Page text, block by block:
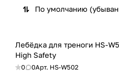
По умолчанию
Лебёдка для треноги HS-
High Safety
0 0Арт. HS-W502